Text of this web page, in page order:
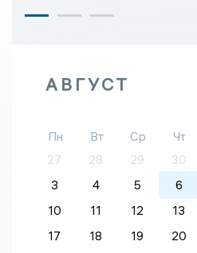
АВГУСТ
Пн Вт Ср Чт
27
28 29 30
3
4 5 6
10
11 12 13
17
18 19 20